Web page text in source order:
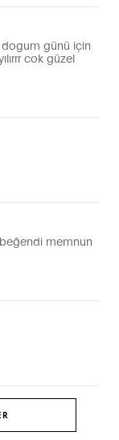
dogum günü için
cok güzel
memnun